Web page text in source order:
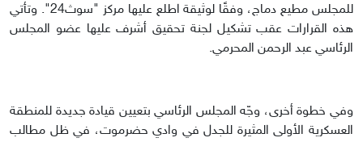
للمجلس مطيع دماج، وفقًا لوثيقة اطلع عليها مركز "سوث24". وتأتي
هذه القرارات عقب تشكيل لجنة تحقيق أشرف عليها عضو المجلس
الرئاسي عبد الرحمن المحرمي.
وفي خطوة أخرى، وجّه المجلس الرئاسي بتعيين قيادة جديدة للمنطقة
العسكرية الأولى المثيرة للجدل في وادي حضرموت، في ظل مطالب